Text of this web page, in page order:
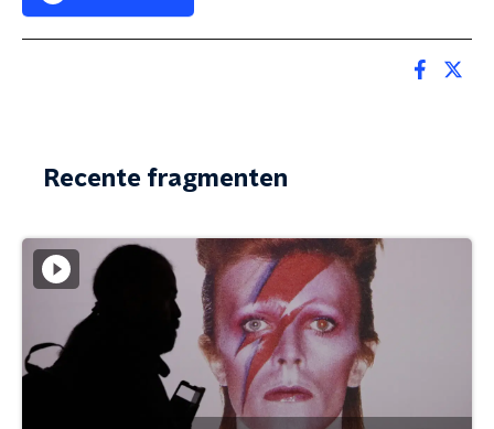
Recente fragmenten